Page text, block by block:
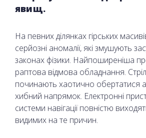
явищ.
На певних ділянках гірських
серйозні аномалії, які змушують
законах фізики. Найпоширеніша
раптова відмова обладнання.
починають хаотично обертатися
хибний напрямок. Електронні
системи навігації повністю
видимих на те причин.